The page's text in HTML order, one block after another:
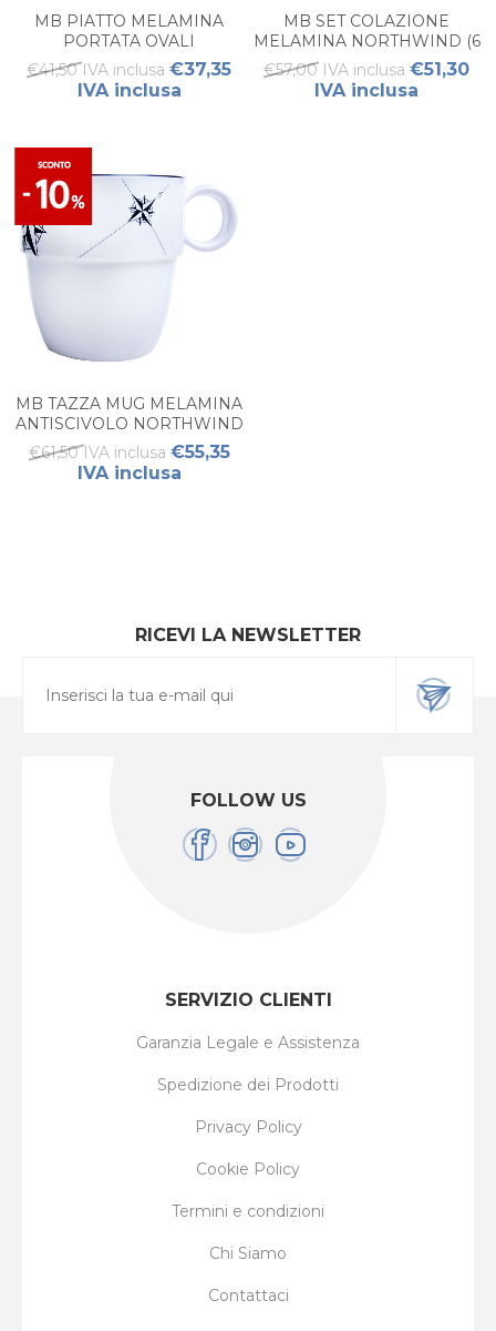
MB PIATTO MELAMINA
PORTATA OVALI
NORTHWIND - (SET 2PZ)
€41,50 IVA inclusa €37,35
IVA inclusa
MB SET COLAZIONE
MELAMINA NORTHWIND (6
PZ)
€57,00 IVA inclusa €51,30
IVA inclusa
MB TAZZA MUG MELAMINA
ANTISCIVOLO NORTHWIND
(6PZ)
€61,50 IVA inclusa €55,35
IVA inclusa
RICEVI LA NEWSLETTER
FOLLOW US
SERVIZIO CLIENTI
Garanzia Legale e Assistenza
Spedizione dei Prodotti
Privacy Policy
Cookie Policy
Termini e condizioni
Chi Siamo
Contattaci